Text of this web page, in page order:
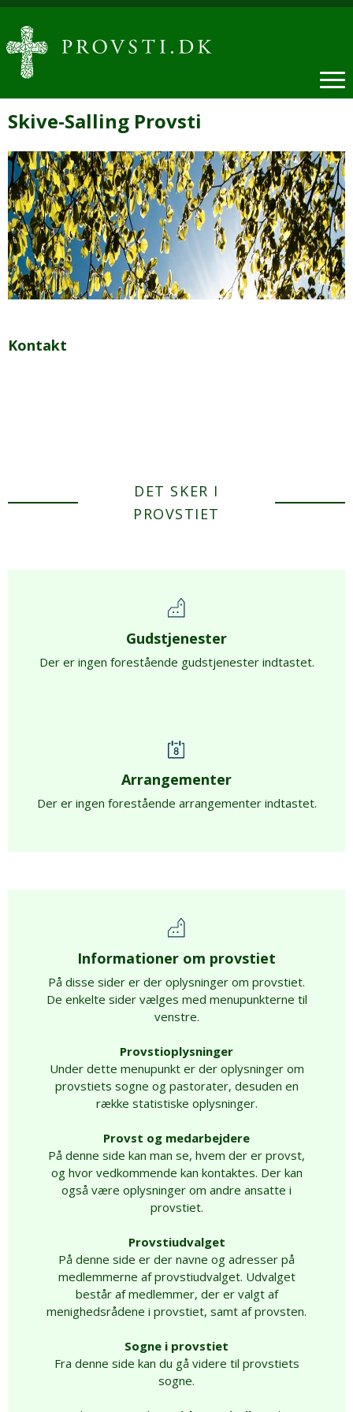
Skive-Salling Provsti
Kontakt
DET SKER I
PROVSTIET
Gudstjenester
Der er ingen forestående gudstjenester indtastet.
Arrangementer
Der er ingen forestående arrangementer indtastet.
Informationer om provstiet
På disse sider er der oplysninger om provstiet.
De enkelte sider vælges med menupunkterne til
venstre.
Provstioplysninger
Under dette menupunkt er der oplysninger om
provstiets sogne og pastorater, desuden en
række statistiske oplysninger.
Provst og medarbejdere
På denne side kan man se, hvem der er provst,
og hvor vedkommende kan kontaktes. Der kan
også være oplysninger om andre ansatte i
provstiet.
Provstiudvalget
På denne side er der navne og adresser på
medlemmerne af provstiudvalget. Udvalget
består af medlemmer, der er valgt af
menighedsrådene i provstiet, samt af provsten.
Sogne i provstiet
Fra denne side kan du gå videre til provstiets
sogne.